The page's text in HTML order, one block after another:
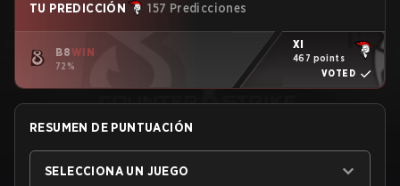
TU PREDICCIÓN 157 Predicciones
B8WIN
72%
XI
467 points
VOTED
RESUMEN DE PUNTUACIÓN
SELECCIONA UN JUEGO